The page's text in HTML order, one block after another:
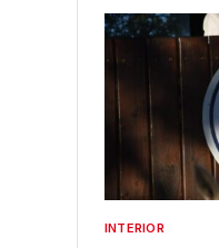
INTERIOR